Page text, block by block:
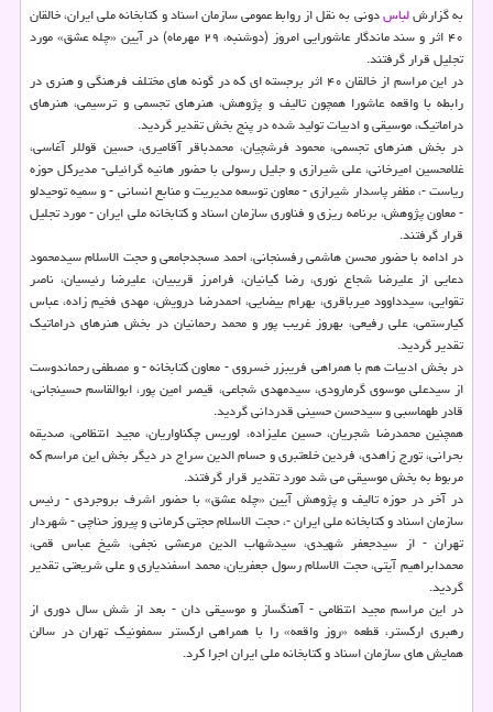
به گزارشلباسدونی به نقل از روابط عمومی سازمان اسناد و كتابخانه ملی ایران، خالقان
۴۰ اثر و سند ماندگار عاشورایی امروز (دوشنبه، ۲۹ مهرماه) در آیین «چله عشق» مورد
تجلیل قرار گرفتند.
در این مراسم از خالقان ۴۰ اثر برجسته ای كه در گونه های مختلف فرهنگی و هنری در
رابطه با واقعه عاشورا همچون تالیف و پژوهش، هنرهای تجسمی و ترسیمی، هنرهای
دراماتیك، موسیقی و ادبیات تولید شده در پنج بخش تقدیر گردید.
در بخش هنرهای تجسمی، محمود فرشچیان، محمدباقر آقامیری، حسین قوللر آغاسی،
غلامحسین امیرخانی، علی شیرازی و جلیل رسولی با حضور هانیه گرائیلی- مدیركل حوزه
ریاست -، مظفر پاسدار شیرازی - معاون توسعه مدیریت و منابع انسانی - و سمیه توحیدلو
- معاون پژوهش، برنامه ریزی و فناوری سازمان اسناد و كتابخانه ملی ایران - مورد تجلیل
قرار گرفتند.
در ادامه با حضور محسن هاشمی رفسنجانی، احمد مسجدجامعی و حجت الاسلام سیدمحمود
دعایی از علیرضا شجاع نوری، رضا كیانیان، فرامرز قریبیان، علیرضا رئیسیان، ناصر
تقوایی، سیدداوود میرباقری، بهرام بیضایی، احمدرضا درویش، مهدی فخیم زاده، عباس
كیارستمی، علی رفیعی، بهروز غریب پور و محمد رحمانیان در بخش هنرهای دراماتیك
تقدیر گردید.
در بخش ادبیات هم با همراهی فریبزر خسروی - معاون كتابخانه - و مصطفی رحماندوست
از سیدعلی موسوی گرمارودی، سیدمهدی شجاعی، قیصر امین پور، ابوالقاسم حسینجانی،
قادر طهماسبی و سیدحسن حسینی قدردانی گردید.
همچنین محمدرضا شجریان، حسین علیزاده، لوریس چكناواریان، مجید انتظامی، صدیقه
بحرانی، تورج زاهدی، فردین خلعتبری و حسام الدین سراج در دیگر بخش این مراسم كه
مربوط به بخش موسیقی می شد مورد تقدیر قرار گرفتند.
در آخر در حوزه تالیف و پژوهش آیین «چله عشق» با حضور اشرف بروجردی - رئیس
سازمان اسناد و كتابخانه ملی ایران -، حجت الاسلام حجتی كرمانی و پیروز حناچی - شهردار
تهران - از سیدجعفر شهیدی، سیدشهاب الدین مرعشی نجفی، شیخ عباس قمی،
محمدابراهیم آیتی، حجت الاسلام رسول جعفریان، محمد اسفندیاری و علی شریعتی تقدیر
گردید.
در این مراسم مجید انتظامی - آهنگساز و موسیقی دان - بعد از شش سال دوری از
رهبری اركستر، قطعه «روز واقعه» را با همراهی اركستر سمفونیك تهران در سالن
همایش های سازمان اسناد و كتابخانه ملی ایران اجرا كرد.